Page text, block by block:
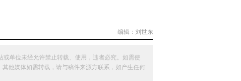
编辑：刘世东
单位未经允许禁止转载、使用，违者必究。如需使
他媒体如需转载，请与稿件来源方联系，如产生任何